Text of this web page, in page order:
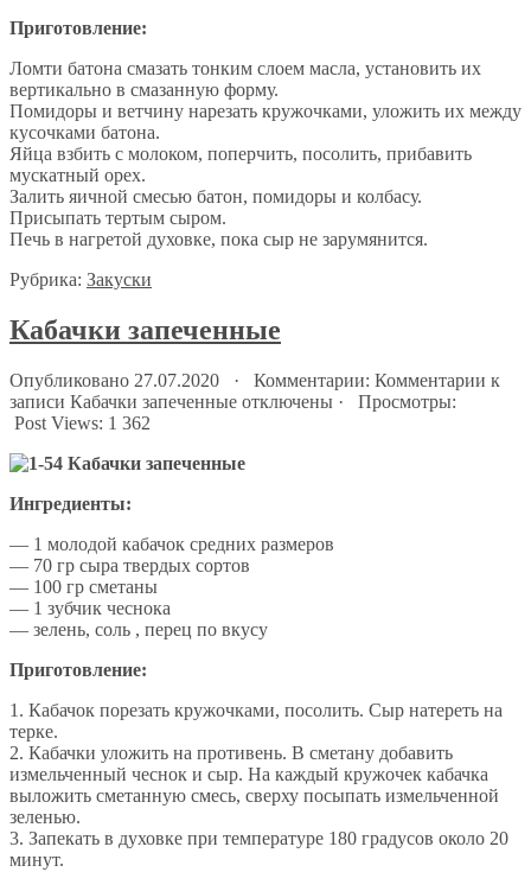
Приготовление:
Ломти батона смазать тонким слоем масла, установить их
вертикально в смазанную форму.
Помидоры и ветчину нарезать кружочками, уложить их между
кусочками батона.
Яйца взбить с молоком, поперчить, посолить, прибавить
мускатный орех.
Залить яичной смесью батон, помидоры и колбасу.
Присыпать тертым сыром.
Печь в нагретой духовке, пока сыр не зарумянится.
Рубрика: Закуски
Кабачки запеченные
Опубликовано 27.07.2020 · Комментарии: Комментарии к
записи Кабачки запеченные отключены · Просмотры:
Post Views: 1 362
Ингредиенты:
— 1 молодой кабачок средних размеров
— 70 гр сыра твердых сортов
— 100 гр сметаны
— 1 зубчик чеснока
— зелень, соль , перец по вкусу
Приготовление:
1. Кабачок порезать кружочками, посолить. Сыр натереть на
терке.
2. Кабачки уложить на противень. В сметану добавить
измельченный чеснок и сыр. На каждый кружочек кабачка
выложить сметанную смесь, сверху посыпать измельченной
зеленью.
3. Запекать в духовке при температуре 180 градусов около 20
минут.